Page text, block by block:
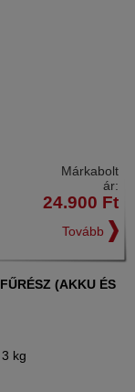
Márkabolt
ár:
24.900 Ft
Tovább
(AKKU ÉS
3 kg